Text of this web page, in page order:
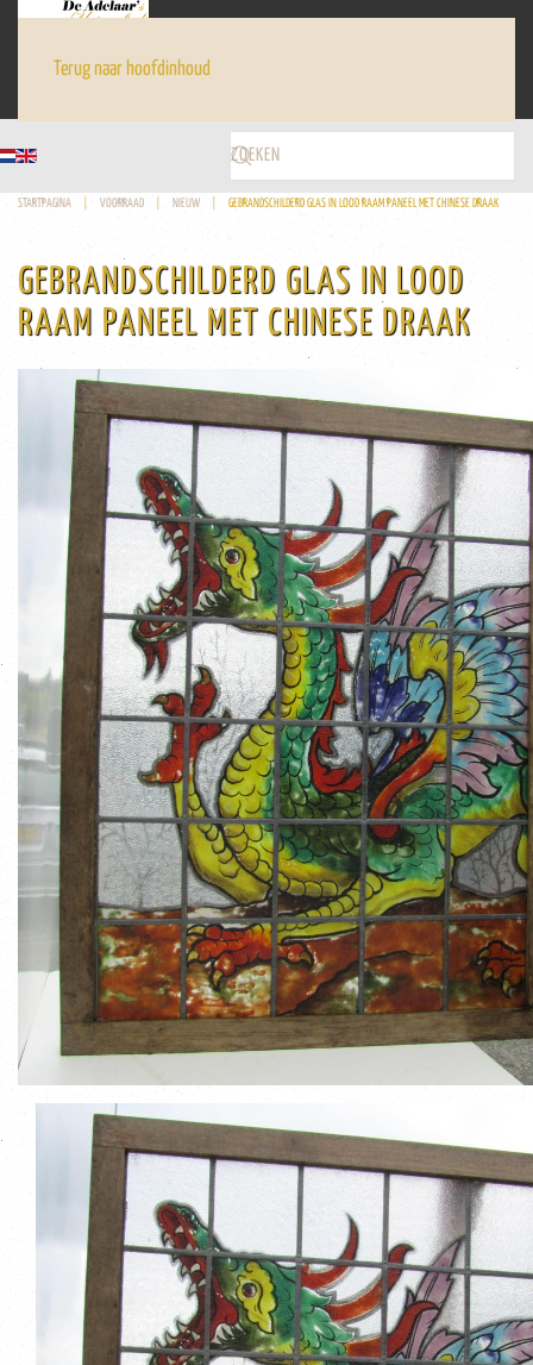
Terug naar hoofdinhoud
STARTPAGINA VOORRAAD NIEUW GEBRANDSCHILDERD GLAS IN LOOD RAAM PANEEL MET CHINESE DRAAK
GEBRANDSCHILDERD GLAS IN LOOD
RAAM PANEEL MET CHINESE DRAAK